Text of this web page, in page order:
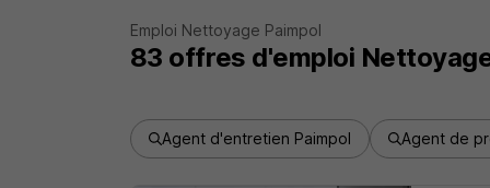
Emploi Nettoyage Paimpol
83 offres d'emploi
Agent d'entretien Paimpol Agent de